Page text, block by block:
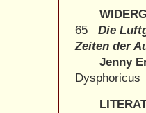
65 Die
Zeiten der
Jenny
Dysphoricus